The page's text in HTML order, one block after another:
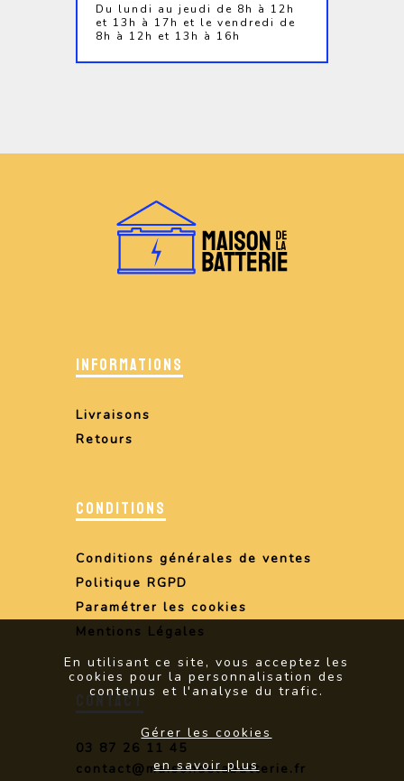
Du lundi au jeudi de 8h à 12h
et 13h à 17h et le vendredi de
8h à 12h et 13h à 16h
INFORMATIONS
Livraisons
Retours
CONDITIONS
Conditions générales de ventes
Politique RGPD
Paramétrer les cookies
Mentions Légales
CONTACT
03 87 26 11 45
contact@maisondelabatterie.fr
En utilisant ce site, vous acceptez les
cookies pour la personnalisation des
contenus et l'analyse du trafic.
Gérer les cookies
en savoir plus